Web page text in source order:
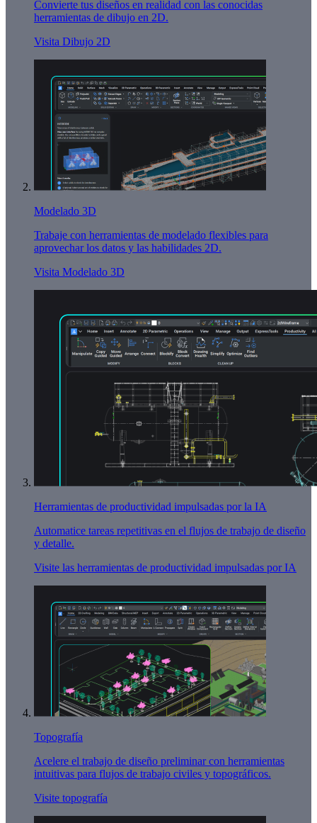
Convierte tus diseños en realidad con las conocidas
herramientas de dibujo en 2D.
Visita Dibujo 2D
Modelado 3D
Trabaje con herramientas de modelado flexibles para
aprovechar los datos y las habilidades 2D.
Visita Modelado 3D
Herramientas de productividad impulsadas por la IA
Automatice tareas repetitivas en el flujos de trabajo de diseño
y detalle.
Visite las herramientas de productividad impulsadas por IA
Topografía
Acelere el trabajo de diseño preliminar con herramientas
intuitivas para flujos de trabajo civiles y topográficos.
Visite topografía